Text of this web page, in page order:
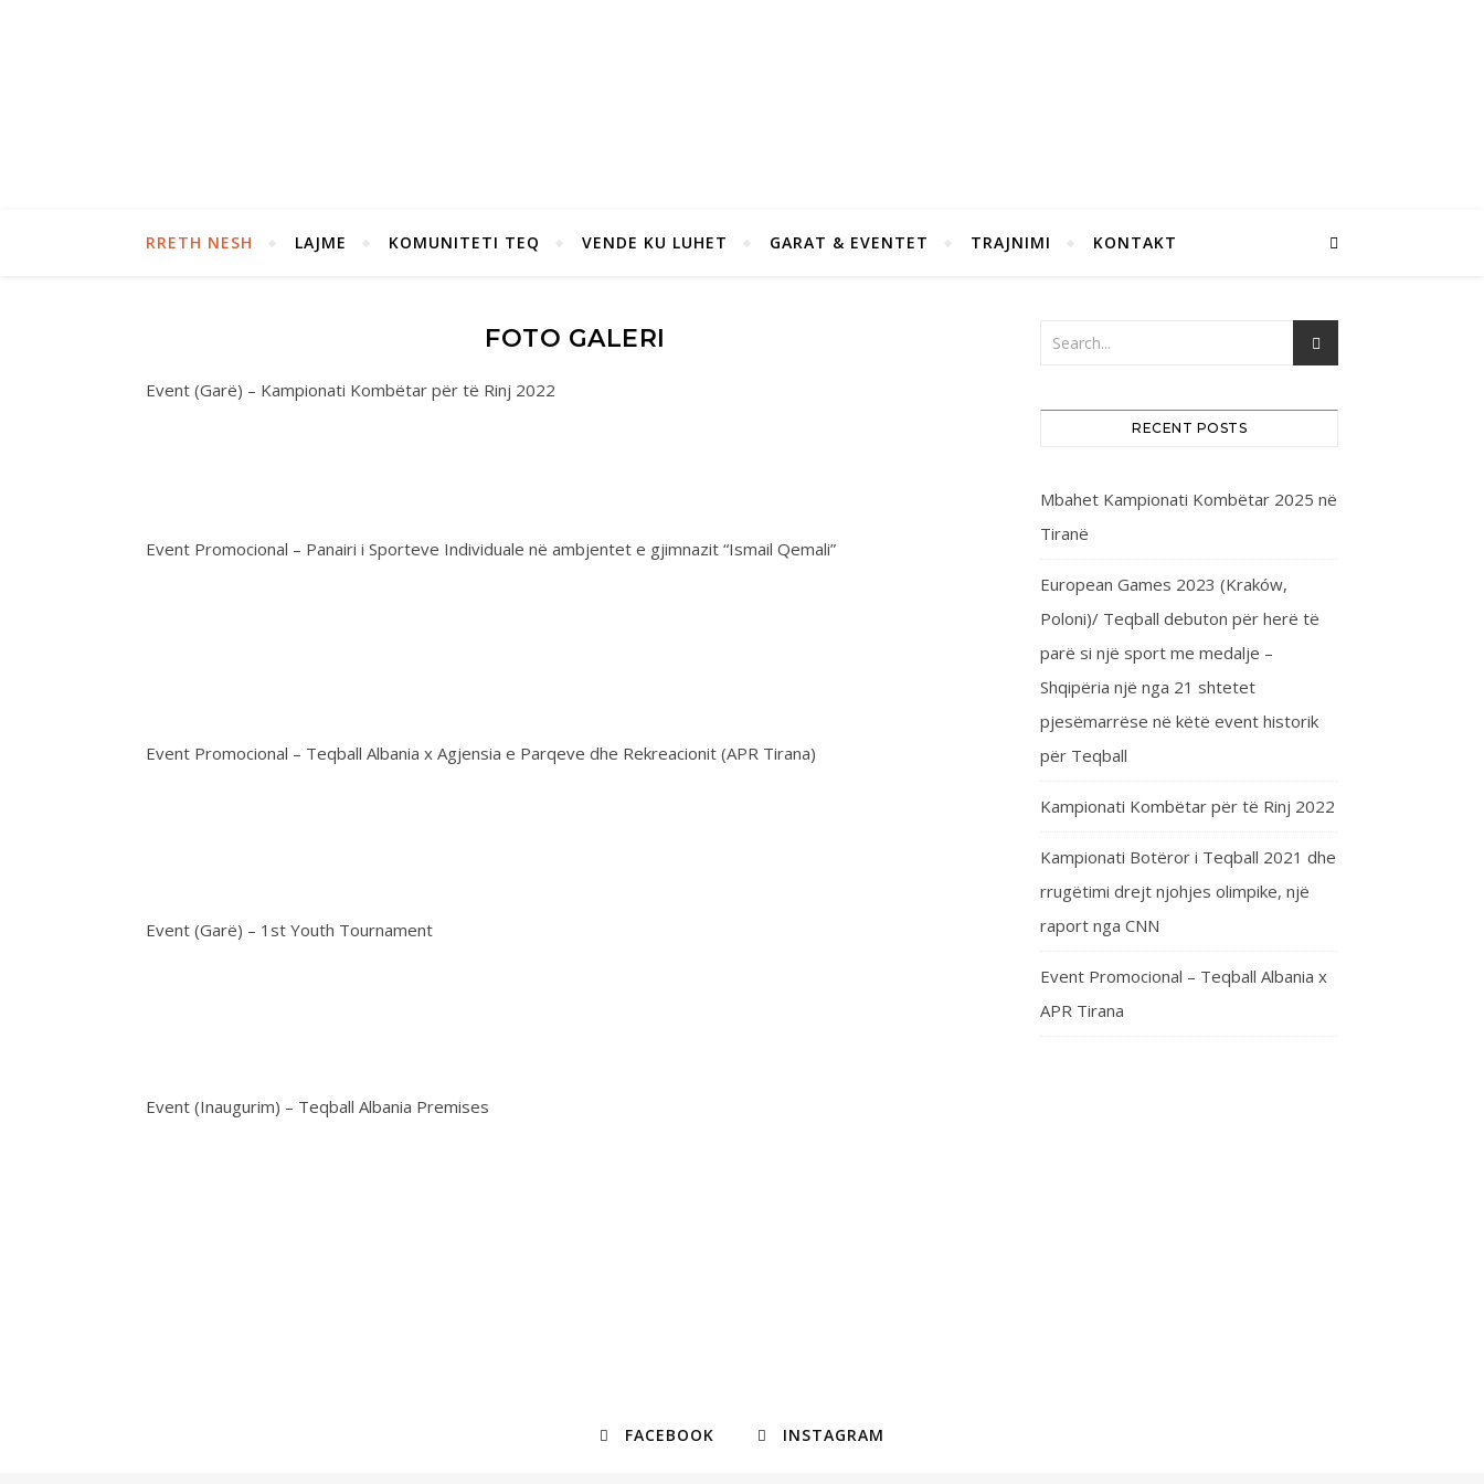
RRETH NESH LAJME KOMUNITETI TEQ VENDE KU LUHET GARAT & EVENTET TRAJNIMI KONTAKT
FOTO GALERI
Event (Garë) – Kampionati Kombëtar për të Rinj 2022
Event Promocional – Panairi i Sporteve Individuale në ambjentet e gjimnazit “Ismail Qemali”
Event Promocional – Teqball Albania x Agjensia e Parqeve dhe Rekreacionit (APR Tirana)
Event (Garë) – 1st Youth Tournament
Event (Inaugurim) – Teqball Albania Premises
RECENT POSTS
Mbahet Kampionati Kombëtar 2025 në
Tiranë
European Games 2023 (Kraków,
Poloni)/ Teqball debuton për herë të
parë si një sport me medalje –
Shqipëria një nga 21 shtetet
pjesëmarrëse në këtë event historik
për Teqball
Kampionati Kombëtar për të Rinj 2022
Kampionati Botëror i Teqball 2021 dhe
rrugëtimi drejt njohjes olimpike, një
raport nga CNN
Event Promocional – Teqball Albania x
APR Tirana
FACEBOOK INSTAGRAM